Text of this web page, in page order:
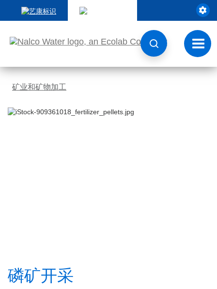
至
切
换
导
航
矿业和矿物加工
磷矿开采